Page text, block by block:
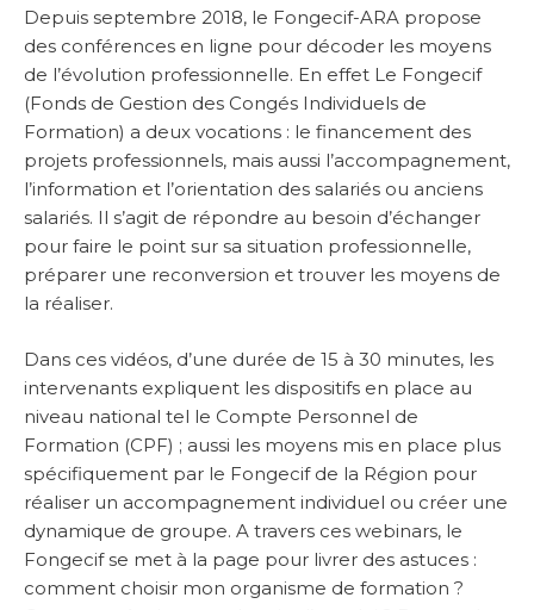
Depuis septembre 2018, le Fongecif-ARA propose
des conférences en ligne pour décoder les moyens
de l’évolution professionnelle. En effet Le Fongecif
(Fonds de Gestion des Congés Individuels de
Formation) a deux vocations : le financement des
projets professionnels, mais aussi l’accompagnement,
l’information et l’orientation des salariés ou anciens
salariés. Il s’agit de répondre au besoin d’échanger
pour faire le point sur sa situation professionnelle,
préparer une reconversion et trouver les moyens de
la réaliser.
Dans ces vidéos, d’une durée de 15 à 30 minutes, les
intervenants expliquent les dispositifs en place au
niveau national tel le Compte Personnel de
Formation (CPF) ; aussi les moyens mis en place plus
spécifiquement par le Fongecif de la Région pour
réaliser un accompagnement individuel ou créer une
dynamique de groupe. A travers ces webinars, le
Fongecif se met à la page pour livrer des astuces :
comment choisir mon organisme de formation ?